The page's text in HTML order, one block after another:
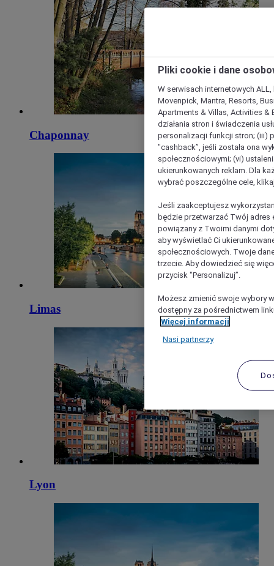
Chaponnay
Limas
Lyon
Pliki cookie i dane
W serwisach internetowych
Movenpick, Mantra, Resorts,
Apartments & Villas, Activities &
działania stron i świadczenia
personalizacji funkcji stron; (iii)
"cashback”, jeśli została ona
społecznościowymi; (vi)
ukierunkowanych reklam. Dla
wybrać poszczególne cele,
Jeśli zaakceptujesz
będzie przetwarzać Twój adres
powiązany z Twoimi danymi
aby wyświetlać Ci
społecznościowych. Twoje
trzecie. Aby dowiedzieć się
przycisk "Personalizuj”.
Możesz zmienić swoje wybory
dostępny za pośrednictwem
Więcej informacji
Nasi partnerzy